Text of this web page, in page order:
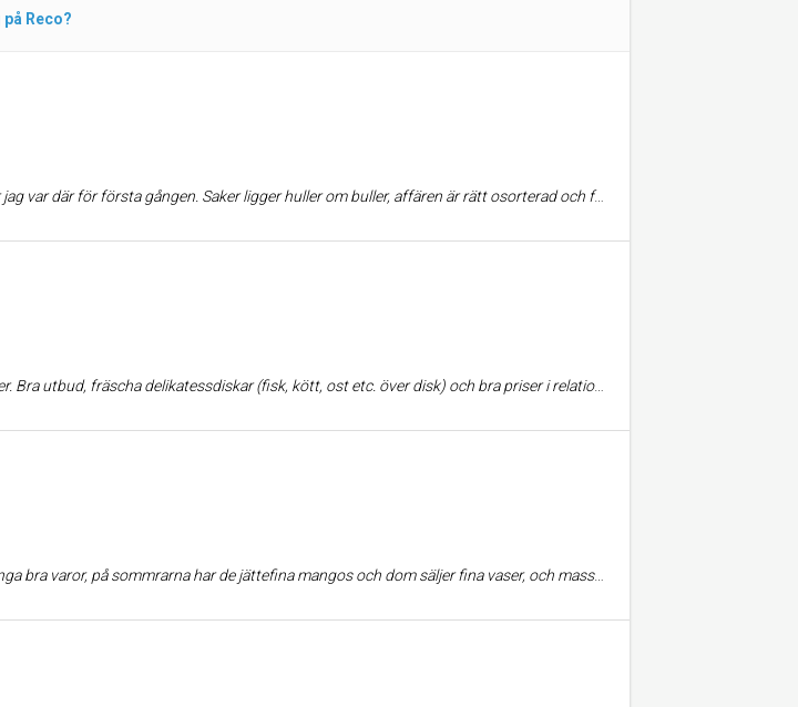
Reco?
är rätt osorterad och frukt och grönt-hörnan är inte alltid fräsch. Men det finns något charmigt med stället ändå. Det varor man väl hittar har ofta ett väldigt bra pris och det är en skön mix av studenter, nysvenskar och pensionärer där. Jag har börjat att trivas på stället.
och bra priser i relation till den standard butiken håller. De är också duktiga på att bemanna butiken efter kundtrycket vilket gör att man sällan behöver stå i kö mer än en liten stund som värst (så länge man håller sig borta vid 16-18 på fredagar då köerna kan bli ganska långa trots ca 10 kassor öppna)
sommrarna har de jättefina mangos och dom säljer fina vaser, och massa Thailändsk mat. När jag ska göra Sushi brukar jag gå hit!